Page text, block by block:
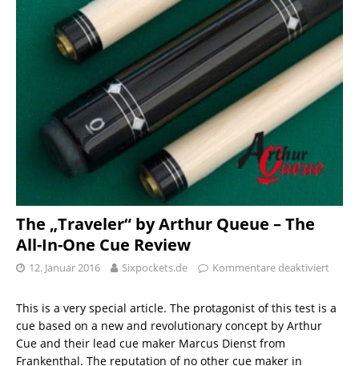
The „Traveler“ by Arthur Queue – The
All-In-One Cue Review
12. Januar 2016 Sixpockets.de Kommentare deaktiviert
This is a very special article. The protagonist of this test is a
cue based on a new and revolutionary concept by Arthur
Cue and their lead cue maker Marcus Dienst from
Frankenthal. The reputation of no other cue maker in